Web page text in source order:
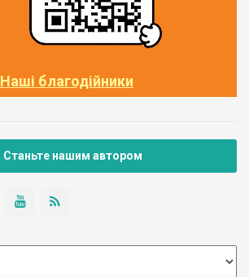
Наші благодійники
Станьте нашим автором